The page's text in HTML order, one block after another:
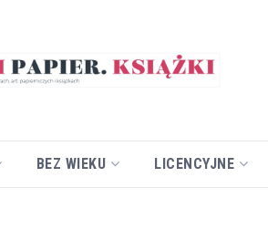
BEZ WIEKU LICENCYJNE